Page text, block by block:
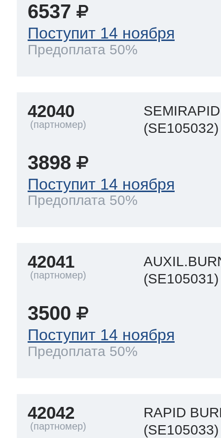
6537
Поступит 14 ноября
Предоплата 50%
42040
(SE105032)
3898
Поступит 14 ноября
Предоплата 50%
42041
(SE105031)
3500
Поступит 14 ноября
Предоплата 50%
42042
RAPID
(SE105033)